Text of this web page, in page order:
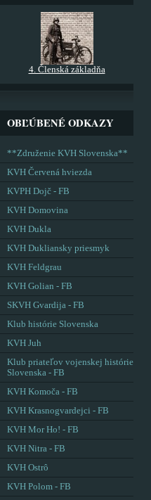
4. Členská základňa
OBĽÚBENÉ ODKAZY
**Združenie KVH Slovenska**
KVH Červená hviezda
KVPH Dojč - FB
KVH Domovina
KVH Dukla
KVH Dukliansky priesmyk
KVH Feldgrau
KVH Golian - FB
SKVH Gvardija - FB
Klub histórie Slovenska
KVH Juh
Klub priateľov vojenskej histórie
Slovenska - FB
KVH Komoča - FB
KVH Krasnogvardejci - FB
KVH Mor Ho! - FB
KVH Nitra - FB
KVH Ostrô
KVH Polom - FB